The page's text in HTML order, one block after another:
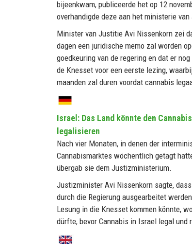
bijeenkwam, publiceerde het op 12
overhandigde deze aan het ministerie
Minister van Justitie Avi Nissenkorn zei
dagen een juridische memo zal worden
goedkeuring van de regering en dat er
de Knesset voor een eerste lezing,
maanden zal duren voordat cannabis
Israel: Das Land könnte den
legalisieren
Nach vier Monaten, in denen der
Cannabismarktes wöchentlich getagt
übergab sie dem Justizministerium.
Justizminister Avi Nissenkorn sagte,
durch die Regierung ausgearbeitet
Lesung in die Knesset kommen könnte,
dürfte, bevor Cannabis in Israel legal und